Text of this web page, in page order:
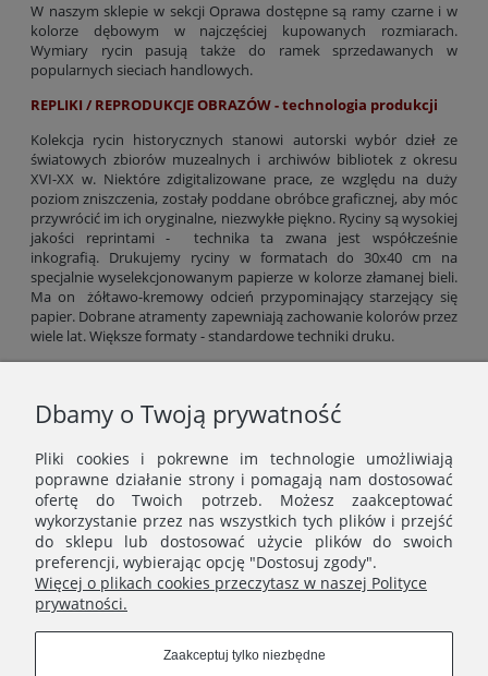
W naszym sklepie w sekcji Oprawa dostępne są ramy czarne i w
kolorze dębowym w najczęściej kupowanych rozmiarach.
Wymiary rycin pasują także do ramek sprzedawanych w
popularnych sieciach handlowych.
REPLIKI / REPRODUKCJE OBRAZÓW - technologia produkcji
Kolekcja rycin historycznych stanowi autorski wybór dzieł ze
światowych zbiorów muzealnych i archiwów bibliotek z okresu
XVI-XX w. Niektóre zdigitalizowane prace, ze względu na duży
poziom zniszczenia, zostały poddane obróbce graficznej, aby móc
przywrócić im ich oryginalne, niezwykłe piękno. Ryciny są wysokiej
jakości reprintami - technika ta zwana jest współcześnie
inkografią. Drukujemy ryciny w formatach do 30x40 cm na
specjalnie wyselekcjonowanym papierze w kolorze złamanej bieli.
Ma on żółtawo-kremowy odcień przypominający starzejący się
papier. Dobrane atramenty zapewniają zachowanie kolorów przez
wiele lat. Większe formaty - standardowe techniki druku.
Odbiór kolorów rycin zależy od ustawień jasności ekranu, dlatego
prezentowanej na zdjęciach.
MENU
Dbamy o Twoją prywatność
Pliki cookies i pokrewne im technologie umożliwiają
poprawne działanie strony i pomagają nam dostosować
ofertę do Twoich potrzeb. Możesz zaakceptować
wykorzystanie przez nas wszystkich tych plików i przejść
do sklepu lub dostosować użycie plików do swoich
preferencji, wybierając opcję "Dostosuj zgody".
Więcej o plikach cookies przeczytasz w naszej Polityce
prywatności.
Zaakceptuj tylko niezbędne